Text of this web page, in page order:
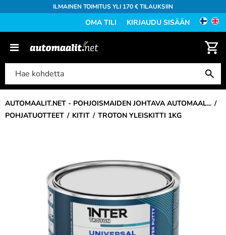
ILMAINEN TOIMITUS YLI 170 € TILAUKSIIN
OMA TILI KIRJAUDU SISÄÄN
AUTOMAALIT.NET - POHJOISMAIDEN JOHTAVA AUTOMAAL...
POHJATUOTTEET
KITIT TROTON YLEISKITTI 1KG